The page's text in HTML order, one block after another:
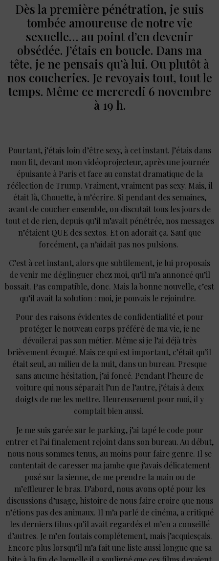
Dès la première pénétration, je suis
tombée amoureuse de notre vie
sexuelle… au point d’en devenir
obsédée. J’étais en boucle. Dans ma
tête, je ne pensais qu’à lui. Ou plutôt à
nos coucheries. Je revoyais tout, tout le
temps. Même ce mercredi 6 novembre
à 19 h.
Pourtant, j’étais loin d’être sexy, à cet instant. J’étais dans
mon lit, devant mon vidéoprojecteur, après une journée
épuisante à Paris et face au constat dramatique de la
réélection de Trump. Vraiment, vraiment pas sexy. Mais, il
était là, Chouette, à m’écrire. Si pendant des semaines,
avant de coucher ensemble, on discutait tous les jours de
tout et de rien, depuis qu’il m’avait pénétrée, nos messages
n’étaient QUE des sextos. Et on adorait ça. Sauf que
forcément, ça n’aidait pas nos pulsions.
C’est à cet instant, alors que subtilement, je lui proposais
de venir me déglinguer chez moi, qu’il m’a annoncé qu’il
bossait. Pas compatible, donc. Mais la bonne nouvelle, c’est
qu’il avait la solution : moi, je pouvais le rejoindre.
Pour des raisons évidentes de confidentialité et pour
protéger le nouveau corps préféré de ma vie, je ne
dévoilerai pas son métier. Même si je l’ai déjà très
brièvement évoqué. Mais ce qui est important, c’était qu’il
était seul, au milieu de la nuit, dans un bureau. Presque
sans aucune hésitation, j’ai foncé. Pendant l’heure de
voiture qui nous séparait l’un de l’autre, j’étais à deux
doigts de me les mettre. Heureusement pour moi, il y
comptait bien aussi.
Je me suis garée sur le parking, j’ai tapé le code pour
entrer et l’ai finalement rejoint dans son bureau. Au début,
nous nous sommes tenus, au moins pour faire genre. Il se
contentait de caresser ma jambe que j’avais délicatement
posé sur la sienne, de me prendre la main ou de
m’effleurer le bras. D’abord, nous avons opté pour les
discussions d’usage, histoire de nous faire croire que nous
n’étions pas des animaux. Il m’a parlé de cinéma, a critiqué
les derniers films qu’il avait regardés et m’en a conseillé
d’autres. Je m’en foutais complétement, mais j’acquiesçais.
Encore plus lorsqu’il m’a fait une liste aussi longue que sa